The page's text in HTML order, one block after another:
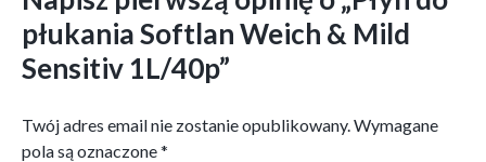
płukania Softlan Weich & Mild
Sensitiv 1L/40p”
Twój adres email nie zostanie opublikowany. Wymagane
pola są oznaczone*